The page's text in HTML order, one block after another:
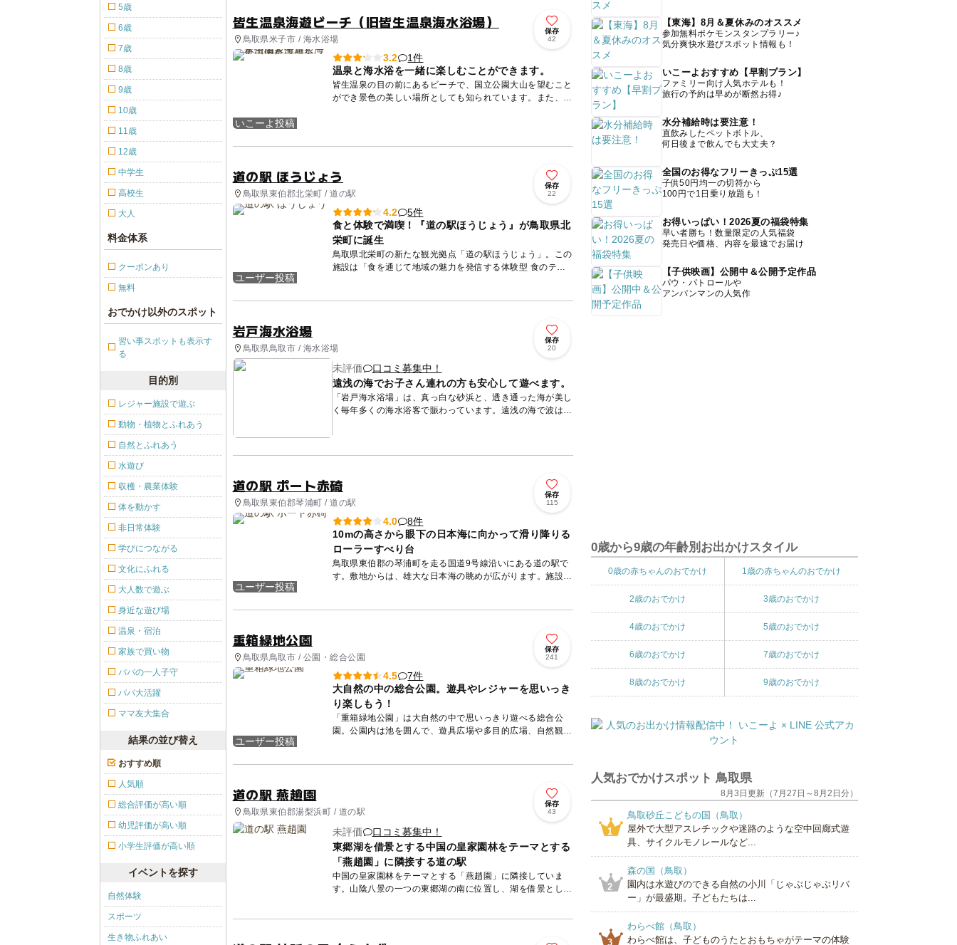
皆生温泉海遊ビーチ（旧皆生温泉海水浴場）
鳥取県米子市 / 海水浴場
保存
42
いこーよ投稿
3.2
1件
温泉と海水浴を一緒に楽しむことができます。
皆生温泉の目の前にあるビーチで、国立公園大山を望むこと
ができ景色の美しい場所としても知られています。また、環
道の駅 ほうじょう
鳥取県東伯郡北栄町 / 道の駅
保存
22
ユーザー投稿
4.2
5件
食と体験で満喫！『道の駅ほうじょう』が鳥取県北
栄町に誕生
鳥取県北栄町の新たな観光拠点「道の駅ほうじょう」。この
施設は「食を通じて地域の魅力を発信する体験型 食のテー
岩戸海水浴場
鳥取県鳥取市 / 海水浴場
保存
20
未評価
口コミ募集中！
遠浅の海でお子さん連れの方も安心して遊べます。
「岩戸海水浴場」は、真っ白な砂浜と、透き通った海が美し
く毎年多くの海水浴客で賑わっています。遠浅の海で波は穏
きます。シャ...
道の駅 ポート赤碕
鳥取県東伯郡琴浦町 / 道の駅
保存
115
ユーザー投稿
4.0
8件
10mの高さから眼下の日本海に向かって滑り降りる
ローラーすべり台
鳥取県東伯郡の琴浦町を走る国道9号線沿いにある道の駅で
す。敷地からは、雄大な日本海の眺めが広がります。施設本
重箱緑地公園
鳥取県鳥取市 / 公園・総合公園
保存
241
ユーザー投稿
4.5
7件
大自然の中の総合公園。遊具やレジャーを思いっき
り楽しもう！
「重箱緑地公園」は大自然の中で思いっきり遊べる総合公
園。公園内は池を囲んで、遊具広場や多目的広場、自然観察
道の駅 燕趙園
鳥取県東伯郡湯梨浜町 / 道の駅
保存
43
未評価
口コミ募集中！
東郷湖を借景とする中国の皇家園林をテーマとする
「燕趙園」に隣接する道の駅
中国の皇家園林をテーマとする「燕趙園」に隣接していま
す。山陰八景の一つの東郷湖の南に位置し、湖を借景とした
5歳
6歳
7歳
8歳
9歳
10歳
11歳
12歳
中学生
高校生
大人
料金体系
クーポンあり
無料
おでかけ以外のスポット
習い事スポットも表示す
る
目的別
レジャー施設で遊ぶ
動物・植物とふれあう
自然とふれあう
水遊び
収穫・農業体験
体を動かす
非日常体験
学びにつながる
文化にふれる
大人数で遊ぶ
身近な遊び場
温泉・宿泊
家族で買い物
パパの一人子守
パパ大活躍
ママ友大集合
結果の並び替え
おすすめ順
人気順
総合評価が高い順
幼児評価が高い順
小学生評価が高い順
イベントを探す
自然体験
スポーツ
生き物ふれあい
【東海】8月＆夏休みのオススメ
参加無料ポケモンスタンプラリー♪
気分爽快水遊びスポット情報も！
いこーよおすすめ【早割プラン】
ファミリー向け人気ホテルも！
旅行の予約は早めが断然お得♪
水分補給時は要注意！
直飲みしたペットボトル、
何日後まで飲んでも大丈夫？
全国のお得なフリーきっぷ15選
子供50円均一の切符から
100円で1日乗り放題も！
お得いっぱい！2026夏の福袋特集
早い者勝ち！数量限定の人気福袋
発売日や価格、内容を最速でお届け
【子供映画】公開中＆公開予定作品
パウ・パトロールや
アンパンマンの人気作
0歳から9歳の年齢別お出かけスタイル
0歳の赤ちゃんのおでかけ 1歳の赤ちゃんのおでかけ
2歳のおでかけ 3歳のおでかけ
4歳のおでかけ 5歳のおでかけ
6歳のおでかけ 7歳のおでかけ
8歳のおでかけ 9歳のおでかけ
人気おでかけスポット 鳥取県
8月3日更新（7月27日～8月2日分）
1
鳥取砂丘こどもの国（鳥取）
屋外で大型アスレチックや迷路のような空中回廊式遊
具、サイクルモノレールなど...
2
森の国（鳥取）
園内は水遊びのできる自然の小川「じゃぶじゃぶリバ
ー」が最盛期。子どもたちは...
3
わらべ館（鳥取）
わらべ館は、子どものうたとおもちゃがテーマの体験